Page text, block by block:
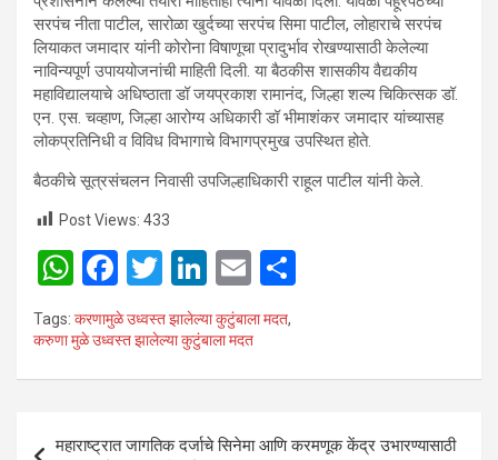
सरपंच नीता पाटील, सारोळा खुर्दच्या सरपंच सिमा पाटील, लोहाराचे सरपंच
लियाकत जमादार यांनी कोरोना विषाणूचा प्रादुर्भाव रोखण्यासाठी केलेल्या
नाविन्यपूर्ण उपाययोजनांची माहिती दिली. या बैठकीस शासकीय वैद्यकीय
महाविद्यालयाचे अधिष्ठाता डॉ जयप्रकाश रामानंद, जिल्हा शल्य चिकित्सक डॉ.
एन. एस. चव्हाण, जिल्हा आरोग्य अधिकारी डॉ भीमाशंकर जमादार यांच्यासह
लोकप्रतिनिधी व विविध विभागाचे विभागप्रमुख उपस्थित होते.
बैठकीचे सूत्रसंचलन निवासी उपजिल्हाधिकारी राहूल पाटील यांनी केले.
Post Views: 433
W
h
at
s
p
F
a
ce
b
o
T
wi
tt
er
Li
n
ke
dI
E
m
ail
e
Tags: करणामुळे उध्वस्त झालेल्या कुटुंबाला मदत,
करुणा मुळे उध्वस्त झालेल्या कुटुंबाला मदत
महाराष्ट्रात जागतिक दर्जाचे सिनेमा आणि करमणूक केंद्र उभारण्यासाठी